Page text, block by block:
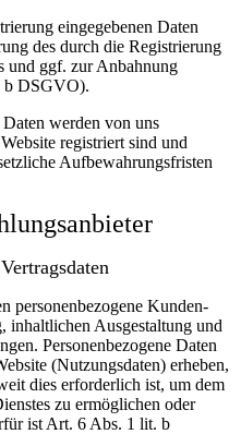
eingegebenen Daten
des durch die Registrierung
und ggf. zur Anbahnung
b DSGVO).
werden von uns
registriert sind und
Aufbewahrungsfristen
personenbezogene Kunden-
inhaltlichen Ausgestaltung und
Personenbezogene Daten
(Nutzungsdaten) erheben,
dies erforderlich ist, um dem
zu ermöglichen oder
ist Art. 6 Abs. 1 lit. b